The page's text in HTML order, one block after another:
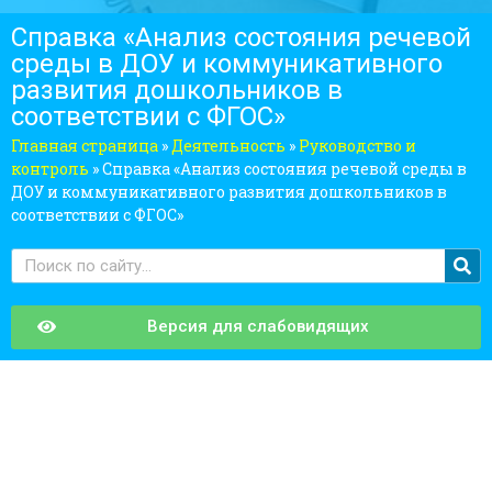
Справка «Анализ состояния речевой
среды в ДОУ и коммуникативного
развития дошкольников в
соответствии с ФГОС»
Главная страница »Деятельность » Руководство и
контроль »Справка «Анализ состояния речевой среды в
ДОУ и коммуникативного развития дошкольников в
соответствии с ФГОС»
Версия для слабовидящих